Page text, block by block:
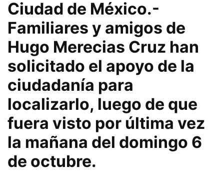
Ciudad de México.-
Familiares y amigos de
Hugo Merecias Cruz han
solicitado el apoyo de la
ciudadanía para
localizarlo, luego de que
fuera visto por última vez
la mañana del domingo 6
de octubre.